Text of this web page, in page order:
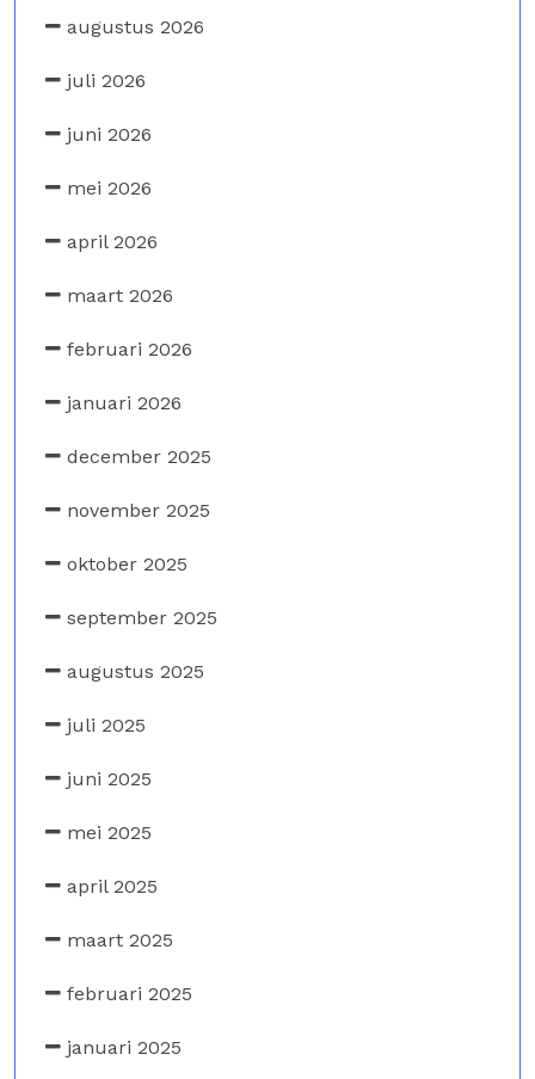
augustus 2026
juli 2026
juni 2026
mei 2026
april 2026
maart 2026
februari 2026
januari 2026
december 2025
november 2025
oktober 2025
september 2025
augustus 2025
juli 2025
juni 2025
mei 2025
april 2025
maart 2025
februari 2025
januari 2025